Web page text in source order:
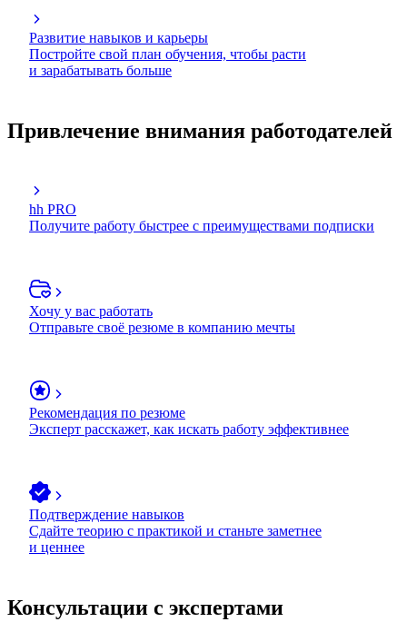
Развитие навыков и карьеры
Постройте свой план обучения, чтобы расти
и зарабатывать больше
Привлечение внимания работодателей
hh PRO
Получите работу быстрее с преимуществами подписки
Хочу у вас работать
Отправьте своё резюме в компанию мечты
Рекомендация по резюме
Эксперт расскажет, как искать работу эффективнее
Подтверждение навыков
Сдайте теорию с практикой и станьте заметнее
и ценнее
Консультации с экспертами